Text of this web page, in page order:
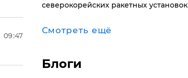
09:47
северокорейских ракетных установок
Смотреть ещё
Блоги